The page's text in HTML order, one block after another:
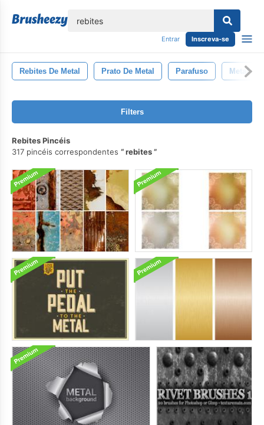
Entrar Inscreva-se
Rebites De Metal Prato De Metal Parafuso Metal
Filters
Rebites Pincéis
317 pincéis correspondentes
rebites